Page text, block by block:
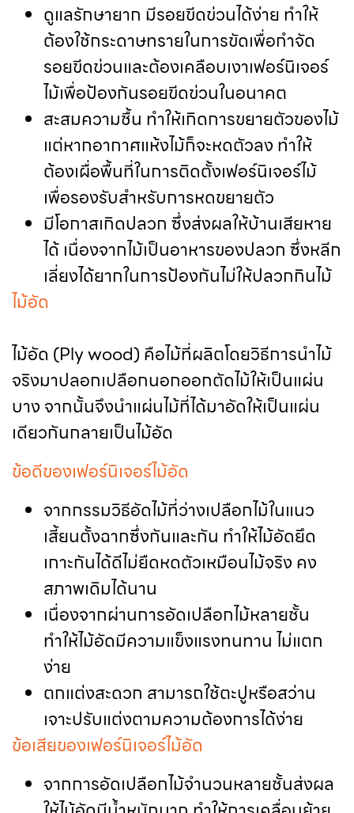
ดูแลรักษายาก มีรอยขีดข่วนได้ง่าย ทำให้
ต้องใช้กระดาษทรายในการขัดเพื่อกำจัด
รอยขีดข่วนและต้องเคลือบเงาเฟอร์นิเจอร์
ไม้เพื่อป้องกันรอยขีดข่วนในอนาคต
สะสมความชื้น ทำให้เกิดการขยายตัวของไม้
แต่หากอากาศแห้งไม้ก็จะหดตัวลง ทำให้
ต้องเผื่อพื้นที่ในการติดตั้งเฟอร์นิเจอร์ไม้
เพื่อรองรับสำหรับการหดขยายตัว
มีโอกาสเกิดปลวก ซึ่งส่งผลให้บ้านเสียหาย
ได้ เนื่องจากไม้เป็นอาหารของปลวก ซึ่งหลีก
เลี่ยงได้ยากในการป้องกันไม่ให้ปลวกกินไม้
ไม้อัด
ไม้อัด (Ply wood) คือไม้ที่ผลิตโดยวิธีการนำไม้
จริงมาปลอกเปลือกนอกออกตัดไม้ให้เป็นแผ่น
บาง จากนั้นจึงนำแผ่นไม้ที่ได้มาอัดให้เป็นแผ่น
เดียวกันกลายเป็นไม้อัด
ข้อดีของเฟอร์นิเจอร์ไม้อัด
จากกรรมวิธีอัดไม้ที่ว่างเปลือกไม้ในแนว
เสี้ยนตั้งฉากซึ่งกันและกัน ทำให้ไม้อัดยึด
เกาะกันได้ดีไม่ยืดหดตัวเหมือนไม้จริง คง
สภาพเดิมได้นาน
เนื่องจากผ่านการอัดเปลือกไม้หลายชั้น
ทำให้ไม้อัดมีความแข็งแรงทนทาน ไม่แตก
ง่าย
ตกแต่งสะดวก สามารถใช้ตะปูหรือสว่าน
เจาะปรับแต่งตามความต้องการได้ง่าย
ข้อเสียของเฟอร์นิเจอร์ไม้อัด
จากการอัดเปลือกไม้จำนวนหลายชั้นส่งผล